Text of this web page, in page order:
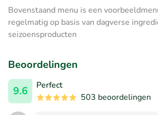
Bovenstaand menu is een
regelmatig op basis van dagverse
seizoensproducten
Beoordelingen
9.6
Perfect
503 beoordelingen